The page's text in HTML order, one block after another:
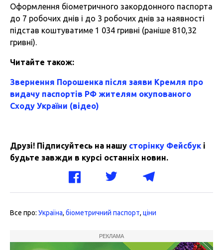
Оформлення біометричного закордонного паспорта
до 7 робочих днів і до 3 робочих днів за наявності
підстав коштуватиме 1 034 гривні (раніше 810,32
гривні).
Читайте також:
Звернення Порошенка після заяви Кремля про
видачу паспортів РФ жителям окупованого
Сходу України (відео)
Друзі! Підписуйтесь на нашу сторінку Фейсбук і
будьте завжди в курсі останніх новин.
Все про: Україна, біометричний паспорт, ціни
РЕКЛАМА